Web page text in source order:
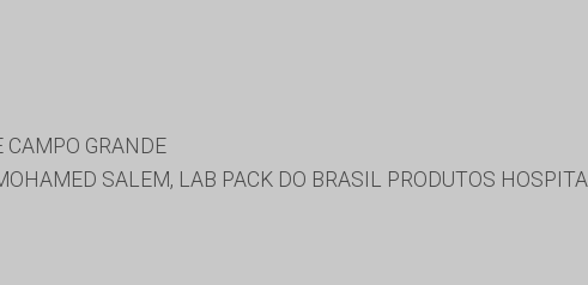
CAMPO GRANDE
SALEM, LAB PACK DO BRASIL PRODUTOS